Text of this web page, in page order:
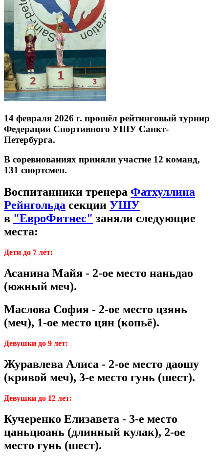
14 февраля 2026 г. прошёл рейтинговый турнир
Федерации Спортивного УШУ Санкт-
Петербурга.
В соревнованиях приняли участие 12 команд,
131 спортсмен.
Воспитанники тренера Фатхуллина
Рейнгольда секции УШУ
в "ЕвроФитнес" заняли следующие
места:
Дети до 7 лет:
Асанина Майя - 2-ое место наньдао
(южный меч).
Маслова София - 2-ое место цзянь
(меч), 1-ое место цян (копьё).
Девушки до 9 лет:
Журавлева Алиса - 2-ое место даошу
(кривой меч), 3-е место гунь (шест).
Девушки до 12 лет:
Кучеренко Елизавета - 3-е место
цаньцюань (длинный кулак), 2-ое
место гунь (шест).